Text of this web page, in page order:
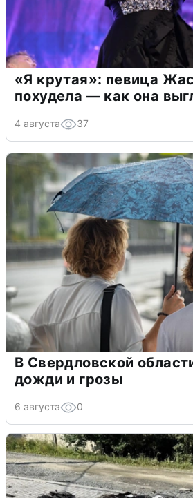
«Я крутая»: певица
похудела — как она
4 августа 37
В Свердловской
дожди и грозы
6 августа 0